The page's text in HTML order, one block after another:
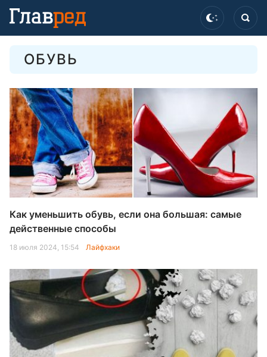
ОБУВЬ
Как уменьшить обувь, если она большая: самые
действенные способы
18 июля 2024, 15:54 Лайфхаки